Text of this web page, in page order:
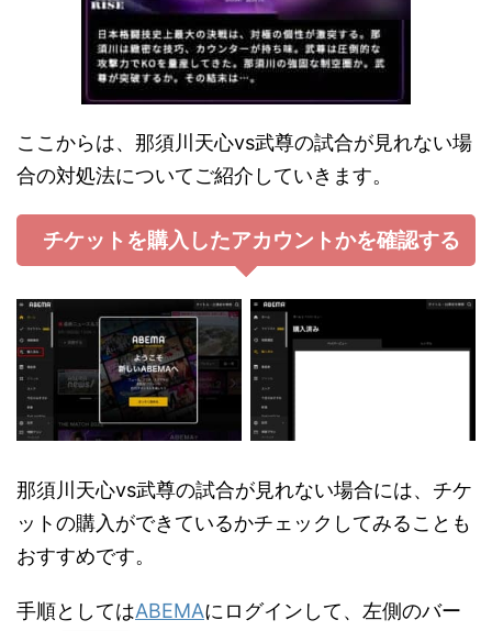
ここからは、那須川天心vs武尊の試合が見れない場
合の対処法についてご紹介していきます。
チケットを購入したアカウントかを確認する
那須川天心vs武尊の試合が見れない場合には、チケ
ットの購入ができているかチェックしてみることも
おすすめです。
手順としてはABEMAにログインして、左側のバー